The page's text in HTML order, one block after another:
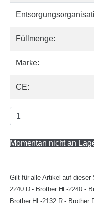
Füllmenge:
Marke:
CE:
Momentan nicht an
Gilt für alle Artikel auf dieser
2240 D - Brother HL-2240 -
Brother HL-2132 R - Brother